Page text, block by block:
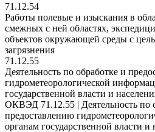
71.12.54
Работы полевые и изыскания в
смежных с ней областях,
объектов окружающей среды с
загрязнения
71.12.55
Деятельность по обработке и
гидрометеорологической
государственной власти и
ОКВЭД 71.12.55 | Деятельность по
предоставлению
органам государственной власти и